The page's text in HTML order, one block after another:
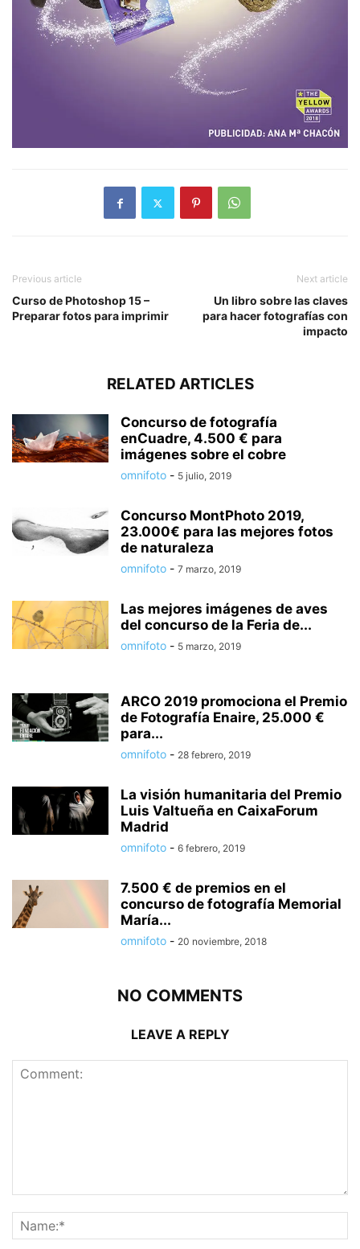
Previous article
Curso de Photoshop 15 –
Preparar fotos para imprimir
Next article
Un libro sobre las claves
para hacer fotografías con
impacto
RELATED ARTICLES
Concurso de fotografía
enCuadre, 4.500 € para
imágenes sobre el cobre
omnifoto - 5 julio, 2019
Concurso MontPhoto 2019,
23.000€ para las mejores fotos
de naturaleza
omnifoto - 7 marzo, 2019
Las mejores imágenes de aves
del concurso de la Feria de...
omnifoto - 5 marzo, 2019
ARCO 2019 promociona el Premio
de Fotografía Enaire, 25.000 €
para...
omnifoto - 28 febrero, 2019
La visión humanitaria del Premio
Luis Valtueña en CaixaForum
Madrid
omnifoto - 6 febrero, 2019
7.500 € de premios en el
concurso de fotografía Memorial
María...
omnifoto - 20 noviembre, 2018
NO COMMENTS
LEAVE A REPLY